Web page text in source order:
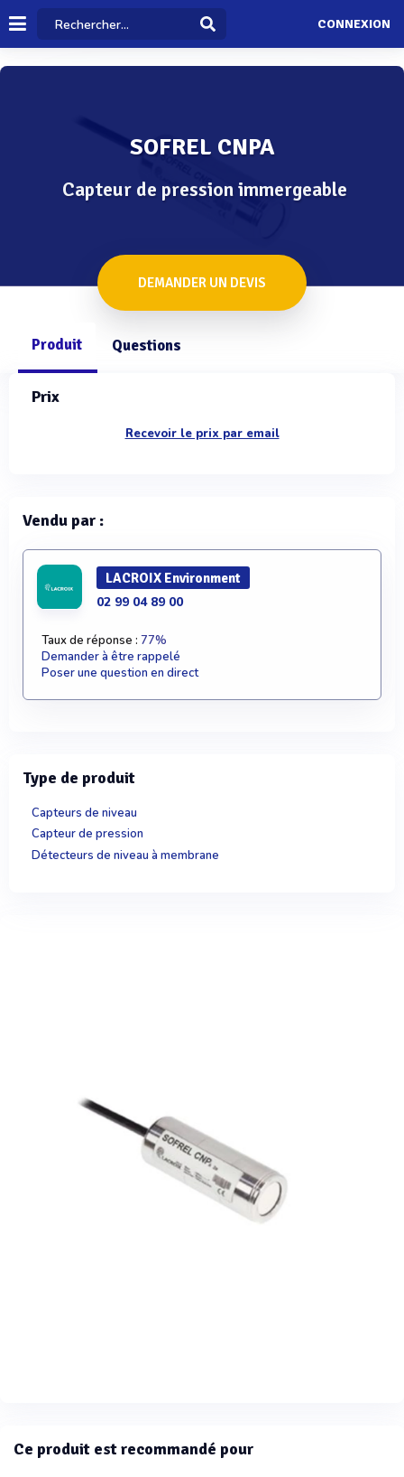
CONNEXION
SOFREL CNPA
Capteur de pression immergeable
DEMANDER UN DEVIS
Produit Questions
Ce produit est recommandé pour
Prix
Recevoir le prix par email
Vendu par :
LACROIX Environment
02 99 04 89 00
Taux de réponse : 77%
Demander à être rappelé
Poser une question en direct
Type de produit
Capteurs de niveau
Capteur de pression
Détecteurs de niveau à membrane